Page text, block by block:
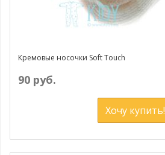
Кремовые носочки Soft Touch
90 руб.
Хочу купить!